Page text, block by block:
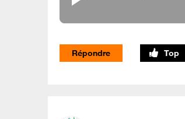
Répondre